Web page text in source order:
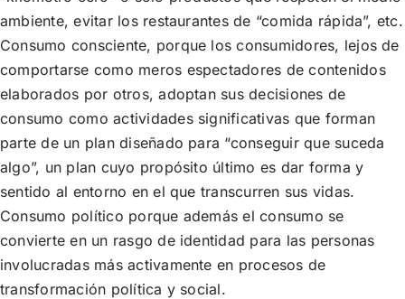
ambiente, evitar los restaurantes de “comida rápida”, etc.
Consumo consciente, porque los consumidores, lejos de
comportarse como meros espectadores de contenidos
elaborados por otros, adoptan sus decisiones de
consumo como actividades significativas que forman
parte de un plan diseñado para “conseguir que suceda
algo”, un plan cuyo propósito último es dar forma y
sentido al entorno en el que transcurren sus vidas.
Consumo político porque además el consumo se
convierte en un rasgo de identidad para las personas
involucradas más activamente en procesos de
transformación política y social.